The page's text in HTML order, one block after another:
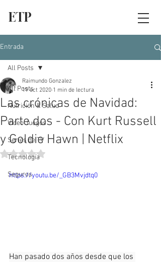
ETP
Entrada
All Posts
Nutrición & Salud
Video Juegos
Series de TV
Tecnología
Seguros
All Posts
Las crónicas de Navidad:
Parte dos - Con Kurt Russell
y Goldie Hawn | Netflix
Raimundo Gonzalez
19 oct 2020 1 min de lectura
Obtuvo NaN de 5 estrellas.
https://youtu.be/_GB3Mvjdtq0
Han pasado dos años desde que los